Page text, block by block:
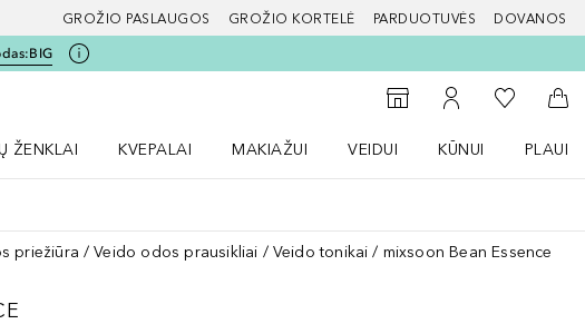
GROŽIO PASLAUGOS GROŽIO KORTELĖ PARDUOTUVĖS DOVANOS
BIG
puslapį
Į parduotuvių paiešką
Į mano paskyrą
Į mano
Į
ŽENKLAI
KVEPALAI
MAKIAŽUI
VEIDUI
KŪNUI
priežiūra Veido odos prausikliai Veido tonikai mixsoon Bean Essence